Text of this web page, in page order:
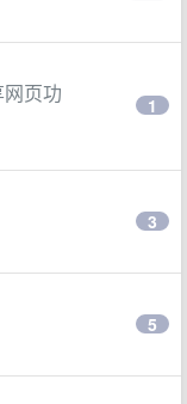
页功
1
3
5